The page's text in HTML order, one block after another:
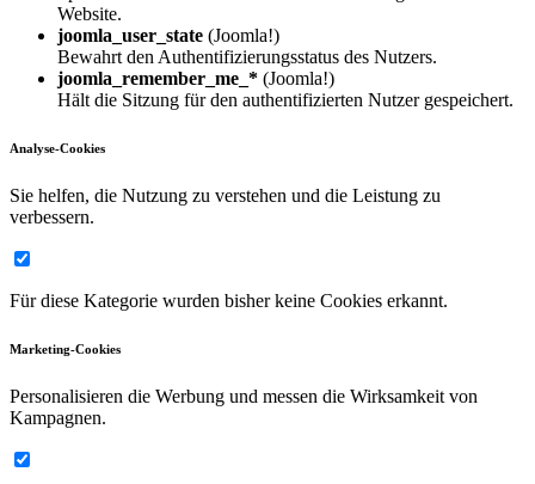
Website.
joomla_user_state (Joomla!)
Bewahrt den Authentifizierungsstatus des Nutzers.
joomla_remember_me_* (Joomla!)
Hält die Sitzung für den authentifizierten Nutzer gespeichert.
Analyse-Cookies
Sie helfen, die Nutzung zu verstehen und die Leistung zu
verbessern.
Für diese Kategorie wurden bisher keine Cookies erkannt.
Marketing-Cookies
Personalisieren die Werbung und messen die Wirksamkeit von
Kampagnen.